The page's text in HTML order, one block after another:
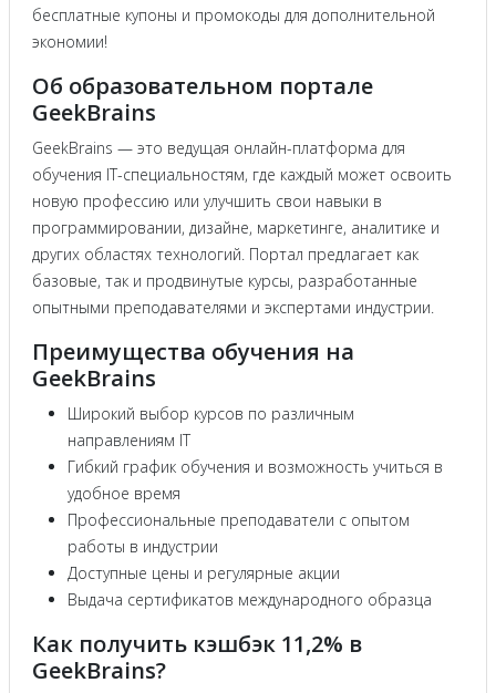
бесплатные купоны и промокоды для дополнительной
экономии!
Об образовательном портале
GeekBrains
GeekBrains — это ведущая онлайн-платформа для
обучения IT-специальностям, где каждый может освоить
новую профессию или улучшить свои навыки в
программировании, дизайне, маркетинге, аналитике и
других областях технологий. Портал предлагает как
базовые, так и продвинутые курсы, разработанные
опытными преподавателями и экспертами индустрии.
Преимущества обучения на
GeekBrains
Широкий выбор курсов по различным
направлениям IT
Гибкий график обучения и возможность учиться в
удобное время
Профессиональные преподаватели с опытом
работы в индустрии
Доступные цены и регулярные акции
Выдача сертификатов международного образца
Как получить кэшбэк 11,2% в
GeekBrains?